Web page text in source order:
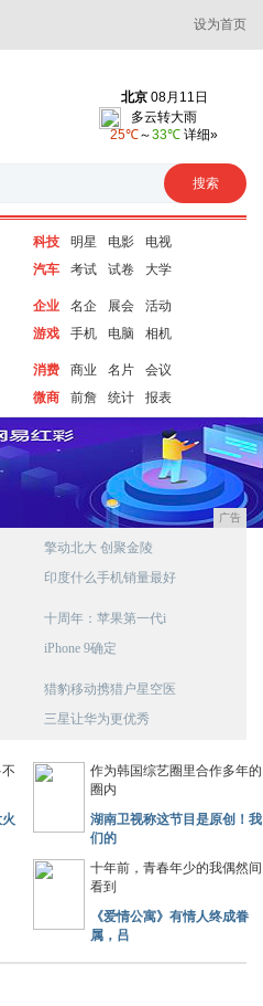
设为首页
科技 明星 电影
电视
汽车
考试 试卷 大学
企业 名企 展会
活动
游戏
手机 电脑 相机
消费 商业 名片
会议
微商
前詹 统计 报表
广告
擎动北大 创聚金陵
印度什么手机销量最好
十周年：苹果第一代i
iPhone 9确定
猎豹移动携猎户星空医
三星让华为更优秀
作为韩国综艺圈里合作多年的
圈内
湖南卫视称这节目是原创！我
们的
十年前，青春年少的我偶然间
看到
《爱情公寓》有情人终成眷
属，吕